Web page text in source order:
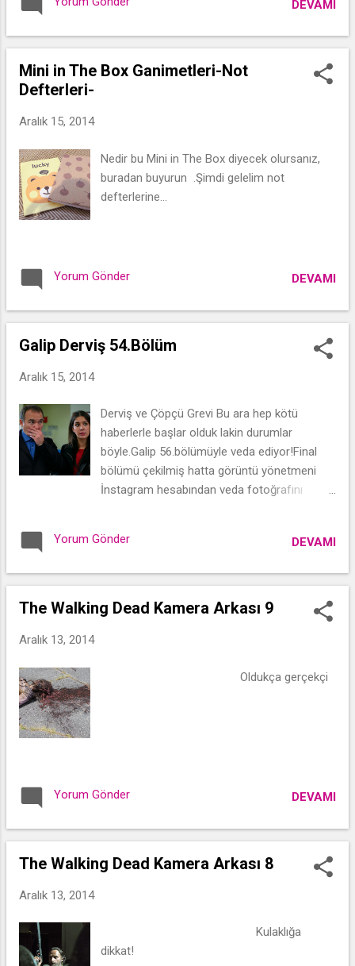
DEVAMI
Mini in The Box Ganimetleri-Not
Defterleri-
Aralık 15, 2014
Nedir bu Mini in The Box diyecek olursanız,
buradan buyurun .Şimdi gelelim not
defterlerine...
Yorum Gönder DEVAMI
Galip Derviş 54.Bölüm
Aralık 15, 2014
Derviş ve Çöpçü Grevi Bu ara hep kötü
haberlerle başlar olduk lakin durumlar
böyle.Galip 56.bölümüyle veda ediyor!Final
bölümü çekilmiş hatta görüntü yönetmeni
İnstagram hesabından veda fotoğrafını
dedikodular,dedikodular işte!Neyse bildiğimiz
Yorum Gönder DEVAMI
The Walking Dead Kamera Arkası 9
Aralık 13, 2014
Oldukça gerçekçi
Yorum Gönder DEVAMI
The Walking Dead Kamera Arkası 8
Aralık 13, 2014
Kulaklığa
dikkat!